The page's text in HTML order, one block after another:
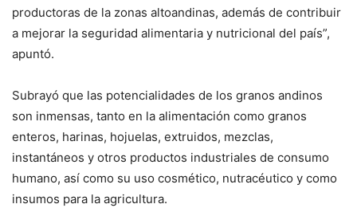
productoras de la zonas altoandinas, además de contribuir
a mejorar la seguridad alimentaria y nutricional del país”,
apuntó.
Subrayó que las potencialidades de los granos andinos
son inmensas, tanto en la alimentación como granos
enteros, harinas, hojuelas, extruidos, mezclas,
instantáneos y otros productos industriales de consumo
humano, así como su uso cosmético, nutracéutico y como
insumos para la agricultura.